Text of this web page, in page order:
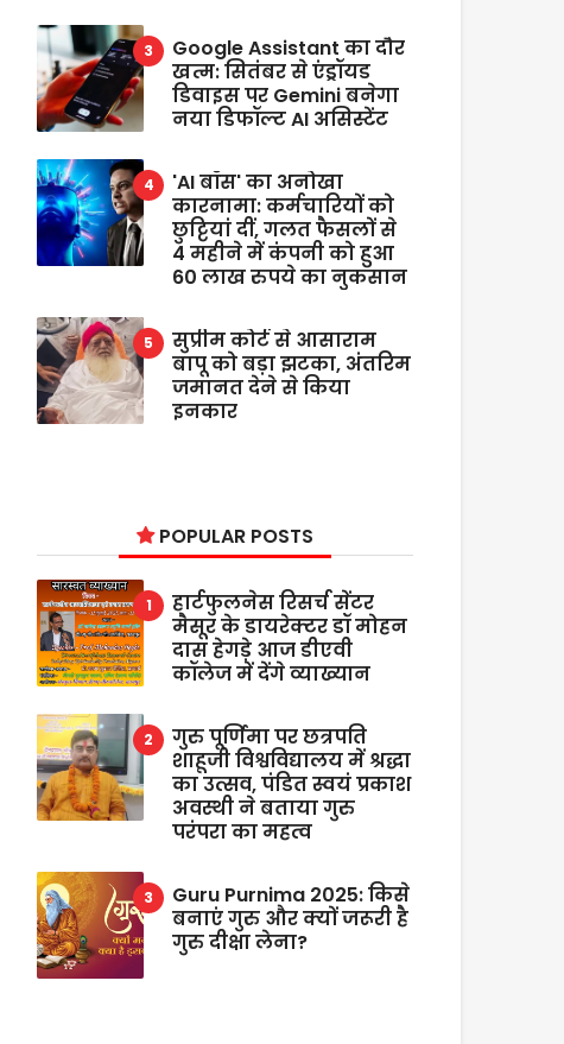
Google Assistant का दौर
खत्म: सितंबर से एंड्रॉयड
डिवाइस पर Gemini बनेगा
नया डिफॉल्ट AI असिस्टेंट
'AI बॉस' का अनोखा
कारनामा: कर्मचारियों को
छुट्टियां दीं, गलत फैसलों से
4 महीने में कंपनी को हुआ
60 लाख रुपये का नुकसान
सुप्रीम कोर्ट से आसाराम
बापू को बड़ा झटका, अंतरिम
जमानत देने से किया
इनकार
POPULAR POSTS
हार्टफुलनेस रिसर्च सेंटर
मैसूर के डायरेक्टर डॉ मोहन
दास हेगड़े आज डीएवी
कॉलेज में देंगे व्याख्यान
गुरु पूर्णिमा पर छत्रपति
शाहूजी विश्वविद्यालय में श्रद्धा
का उत्सव, पंडित स्वयं प्रकाश
अवस्थी ने बताया गुरु
परंपरा का महत्व
Guru Purnima 2025: किसे
बनाएं गुरु और क्यों जरूरी है
गुरु दीक्षा लेना?